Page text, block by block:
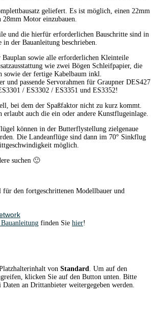
geliefert. Es ist möglich, einen 22mm
Motor einzubauen.
und die hierfür erforderlichen Bauschritte sind in
der Bauanleitung beschrieben.
sowie alle erforderlichen Kleinteile
wie zwei Bögen Schleifpapier, die
sowie der fertige Kabelbaum inkl.
und passende Servorahmen für Graupner DES427
/ ES3302 / ES3351 und ES3352!
bei dem der Spaßfaktor nicht zu kurz kommt.
auch die ein oder andere Kunstflugeinlage.
können in der Butterflystellung zielgenaue
Die Landeanflüge sind dann im 70° Sinkflug
möglich.
suchen 🙂
den fortgeschrittenen Modellbauer und
finden Sie hier!
von Standard . Um auf den
klicken Sie auf den Button unten. Bitte
Daten an Drittanbieter weitergegeben werden.